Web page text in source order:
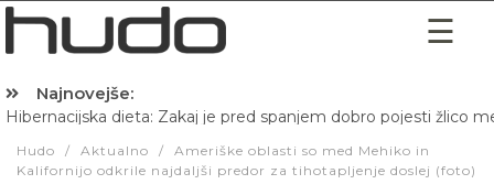
Najnovejše:
Hibernacijska dieta: Zakaj je pred spanjem dobro pojesti žlico
Hudo / Aktualno /
Ameriške oblasti so med Mehiko in
Kalifornijo odkrile najdaljši predor za tihotapljenje doslej (foto)